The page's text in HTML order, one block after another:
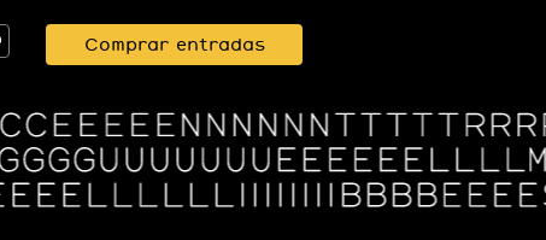
Comprar entradas